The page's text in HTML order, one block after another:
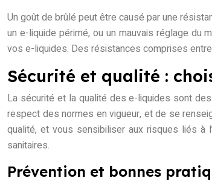
Un goût de brûlé peut être causé par une
un e-liquide périmé, ou un mauvais réglage
vos e-liquides. Des résistances comprises
Sécurité et qualité :
La sécurité et la qualité des e-liquides sont
respect des normes en vigueur, et de se
qualité, et vous sensibiliser aux risques liés à
sanitaires.
Prévention et bonnes